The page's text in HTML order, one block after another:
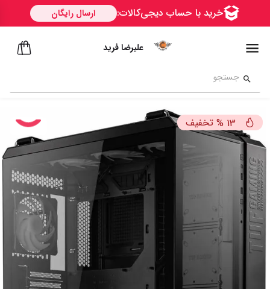
علیرضا فرید
13
% تخفیف